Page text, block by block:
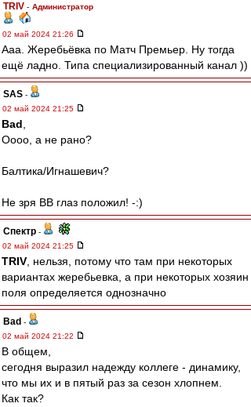
TRIV - Администратор
02 май 2024 21:26
Ааа. Жеребьёвка по Матч Премьер. Ну тогда
ещё ладно. Типа специализированный канал ))
SAS -
02 май 2024 21:25
Bad
Оооо, а не рано?
Балтика/Игнашевич?
Не зря ВВ глаз положил! -:)
Спектр -
02 май 2024 21:25
TRIV , нельзя, потому что там при некоторых
вариантах жеребьевка, а при некоторых хозяин
поля определяется однозначно
Bad -
02 май 2024 21:22
В общем,
сегодня выразил надежду коллеге - динамику,
что мы их и в пятый раз за сезон хлопнем.
Как так?